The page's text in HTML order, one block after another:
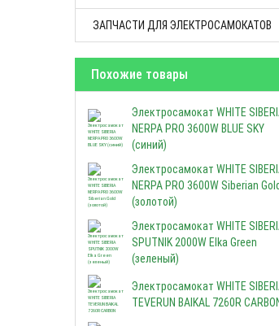
ЗАПЧАСТИ ДЛЯ ЭЛЕКТРОСАМОКАТОВ
Похожие товары
Электросамокат WHITE
NERPA PRO 3600W BLUE SKY
(синий)
Электросамокат WHITE
NERPA PRO 3600W Siberian Gold
(золотой)
Электросамокат WHITE
SPUTNIK 2000W Elka Green
(зеленый)
Электросамокат WHITE
TEVERUN BAIKAL 7260R